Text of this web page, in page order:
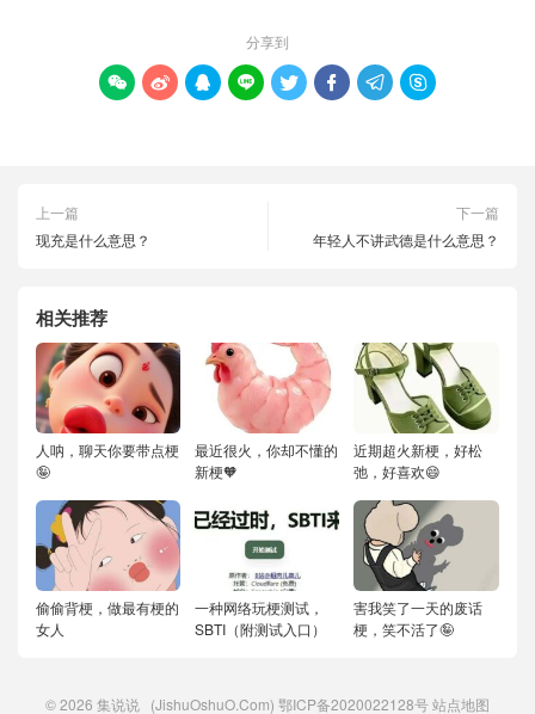
分享到
       
上一篇
现充是什么意思？
下一篇
年轻人不讲武德是什么意思？
相关推荐
人呐，聊天你要带点梗
🤪
最近很火，你却不懂的
新梗🧡
近期超火新梗，好松
弛，好喜欢😄
偷偷背梗，做最有梗的
女人
一种网络玩梗测试，
SBTI（附测试入口）
害我笑了一天的废话
梗，笑不活了🤪
© 2026 集说说 (JishuOshuO.Com) 鄂ICP备2020022128号站点地图